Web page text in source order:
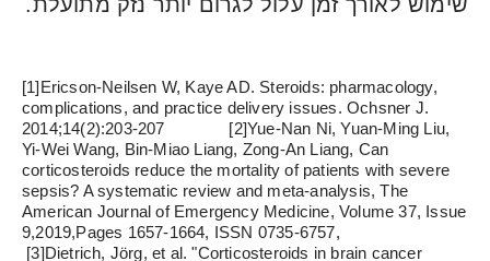
[1]Ericson-Neilsen W, Kaye AD. Steroids: pharmacology,
complications, and practice delivery issues. Ochsner J.
2014;14(2):203-207 [2]Yue-Nan Ni, Yuan-Ming
Yi-Wei Wang, Bin-Miao Liang, Zong-An Liang, Can
corticosteroids reduce the mortality of patients with
sepsis? A systematic review and meta-analysis, The
American Journal of Emergency Medicine, Volume 37,
9,2019,Pages 1657-1664, ISSN 0735-6757,
[3]Dietrich, Jörg, et al. "Corticosteroids in brain cancer